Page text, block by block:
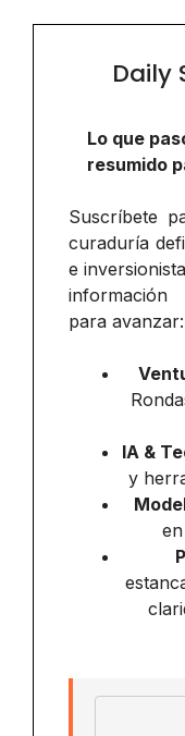
Daily
Lo que
resumido
Suscríbete
curaduría
e
información
para avanzar:
IA &
y